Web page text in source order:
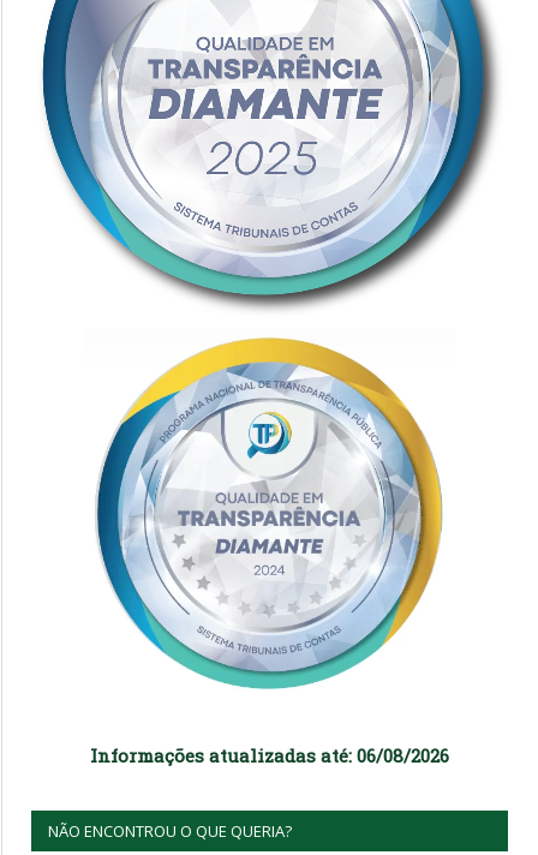
Informações atualizadas até: 06/08/2026
NÃO ENCONTROU O QUE QUERIA?